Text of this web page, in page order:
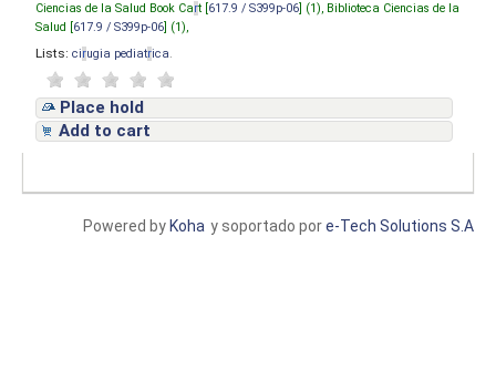
Ciencias de la Salud Book Cart [ 617.9 / S399p-06 ] (1), Biblioteca Ciencias de la
Salud [ 617.9 / S399p-06 ] (1),
Lists: cirugia pediatrica
Place hold
Add to cart
y soportado pore-Tech Solutions S.A
Powered by Koha